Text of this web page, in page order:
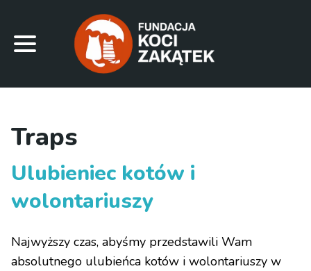
Traps
Ulubieniec kotów i
wolontariuszy
Najwyższy czas, abyśmy przedstawili Wam
absolutnego ulubieńca kotów i wolontariuszy w